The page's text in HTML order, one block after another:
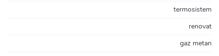
termosistem
renovat
gaz metan